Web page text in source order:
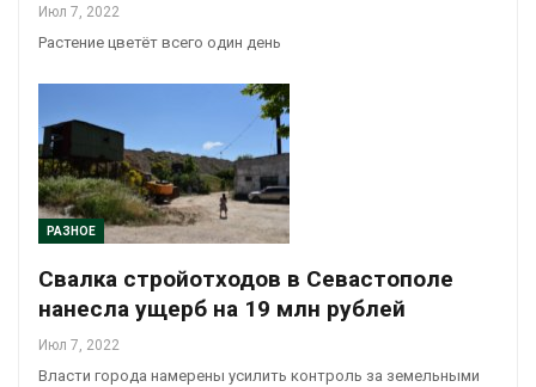
Июл 7, 2022
Растение цветёт всего один день
РАЗНОЕ
Свалка стройотходов в Севастополе
нанесла ущерб на 19 млн рублей
Июл 7, 2022
Власти города намерены усилить контроль за земельными